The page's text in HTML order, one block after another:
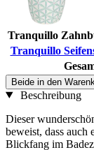
Tranquillo
Tranquillo
Beide in den
Beschreibung
Dieser
beweist, dass auch
Blickfang im